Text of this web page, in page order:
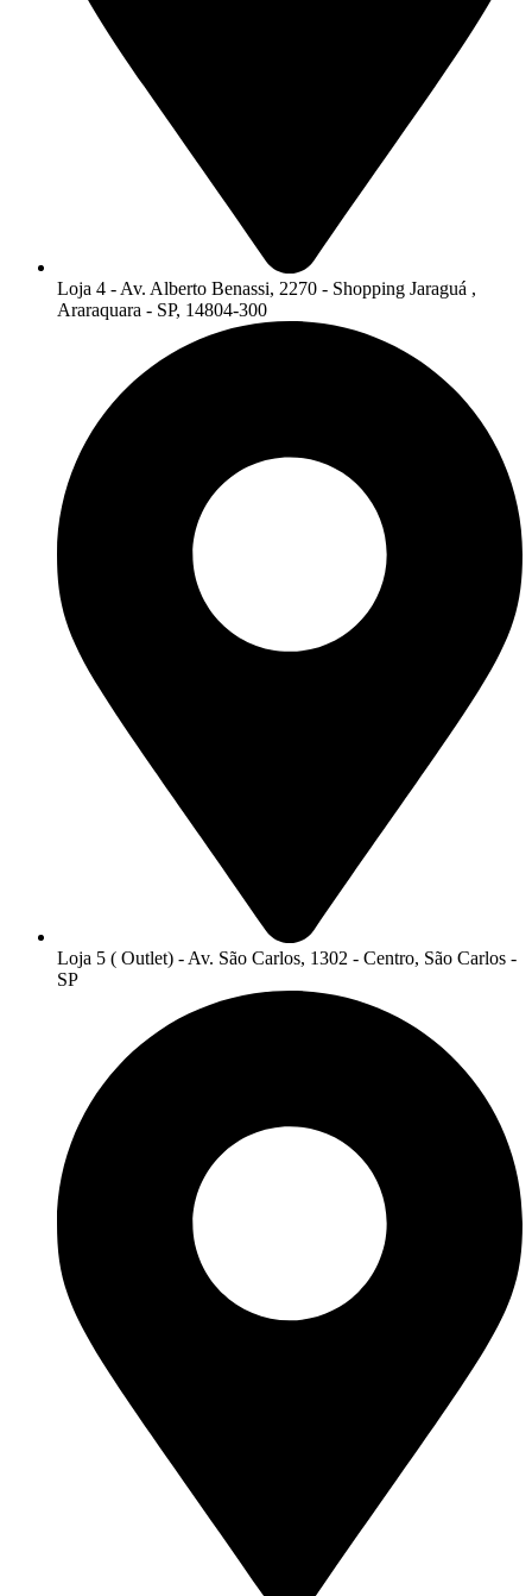
Loja 4 - Av. Alberto Benassi, 2270 - Shopping Jaraguá ,
Araraquara - SP, 14804-300
Loja 5 ( Outlet) - Av. São Carlos, 1302 - Centro, São Carlos -
SP